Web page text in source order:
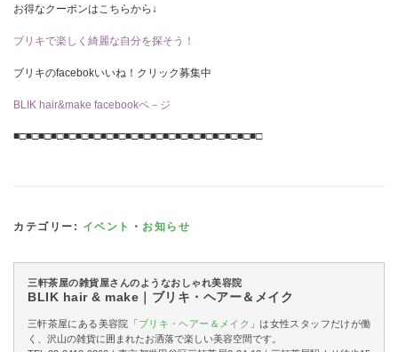
お得なクーポンはこちらから↓
ブリキで楽しく綺麗な自分を探そう！
ブリキのfacebokいいね！クリック募集中
BLIK hair&make facebookペ－ジ
■□■□■□■□■□■□■□■□■□■□■□■□■□■□■□■□■□■□■□■□
カテゴリー: イベント ・ お知らせ
三軒茶屋の雑貨屋さんのようなおしゃれ美容院
BLIK hair & make｜ブリキ・ヘアー＆メイク
三軒茶屋にある美容院「ブリキ・ヘアー＆メイク 」は女性スタッフだけが働
く、沢山の雑貨に囲まれたお洒落で楽しい美容空間です。